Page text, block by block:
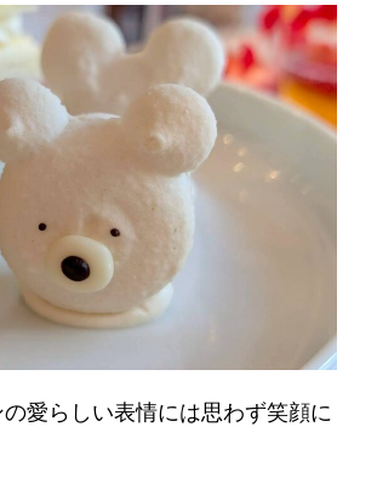
愛らしい表情には思わず笑顔に